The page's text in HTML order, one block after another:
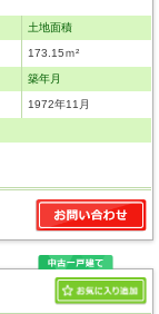
土地面積
173.15ｍ²
築年月
1972年11月